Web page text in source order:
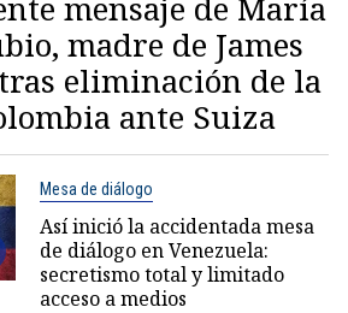
madre de James
eliminación de la
ante Suiza
Mesa de diálogo
Así inició la accidentada mesa
de diálogo en Venezuela:
secretismo total y limitado
acceso a medios